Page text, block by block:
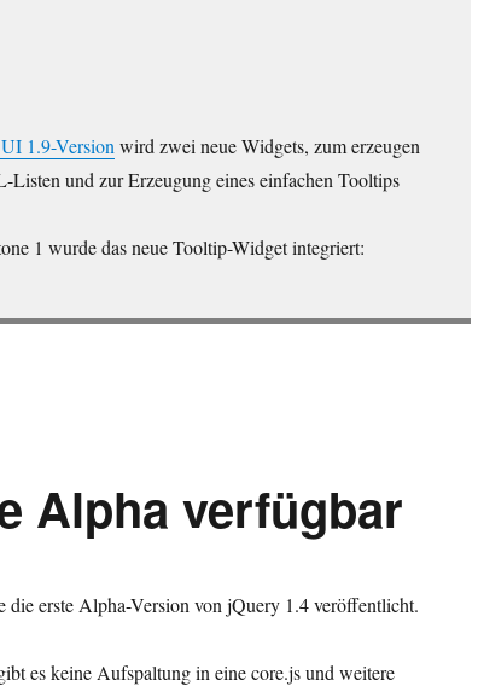
1.9-Version wird zwei neue Widgets, zum erzeugen
Listen und zur Erzeugung eines einfachen Tooltips
1 wurde das neue Tooltip-Widget integriert:
Tooltip und Menü“
Alpha verfügbar
die erste Alpha-Version von jQuery 1.4 veröffentlicht.
es keine Aufspaltung in eine core.js und weitere